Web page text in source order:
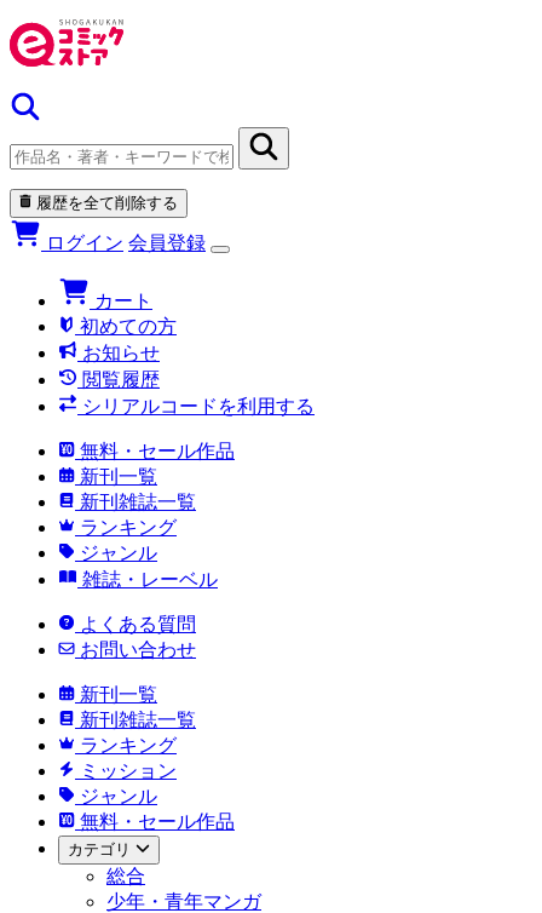
履歴を全て削除する
ログイン 会員登録
カート
初めての方
お知らせ
閲覧履歴
シリアルコードを利用する
無料・セール作品
新刊一覧
新刊雑誌一覧
ランキング
ジャンル
雑誌・レーベル
よくある質問
お問い合わせ
新刊一覧
新刊雑誌一覧
ランキング
ミッション
ジャンル
無料・セール作品
カテゴリ
総合
少年・青年マンガ